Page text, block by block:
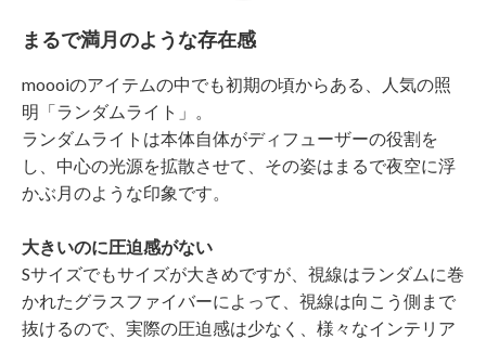
まるで満月のような存在感
moooiのアイテムの中でも初期の頃からある、人気の照
明「ランダムライト」。
ランダムライトは本体自体がディフューザーの役割を
し、中心の光源を拡散させて、その姿はまるで夜空に浮
かぶ月のような印象です。
大きいのに圧迫感がない
Sサイズでもサイズが大きめですが、視線はランダムに巻
かれたグラスファイバーによって、視線は向こう側まで
抜けるので、実際の圧迫感は少なく、様々なインテリア